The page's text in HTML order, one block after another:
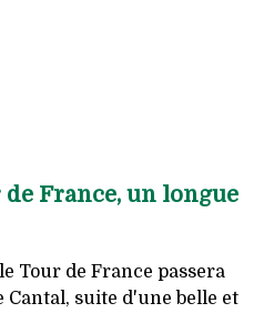
France, un longue
Tour de France passera
Cantal, suite d'une belle et